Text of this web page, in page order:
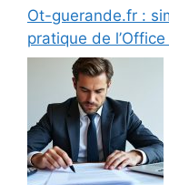
Ot-guerande.fr :
pratique de